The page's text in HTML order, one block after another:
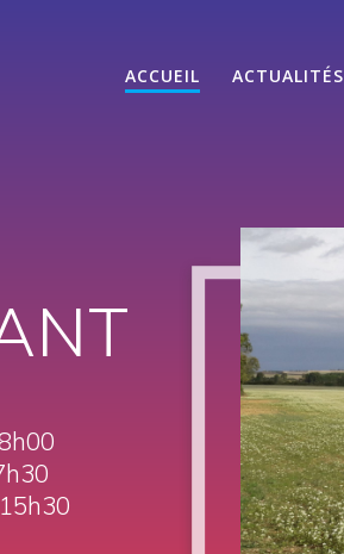
ACCUEIL ACTUALITÉS